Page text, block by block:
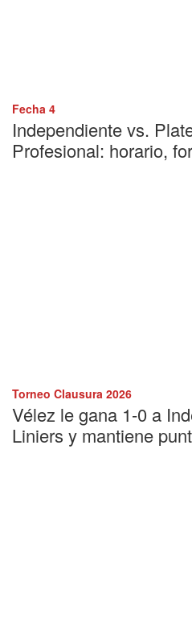
Fecha 4
Independiente vs.
Profesional: horario,
Torneo Clausura 2026
Vélez le gana 1-0 a
Liniers y mantiene